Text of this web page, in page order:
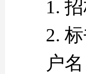
1.
2.
户